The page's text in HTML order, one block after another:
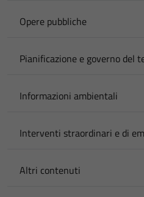
Opere pubbliche
Pianificazione e governo del
Informazioni ambientali
Interventi straordinari e di
Altri contenuti